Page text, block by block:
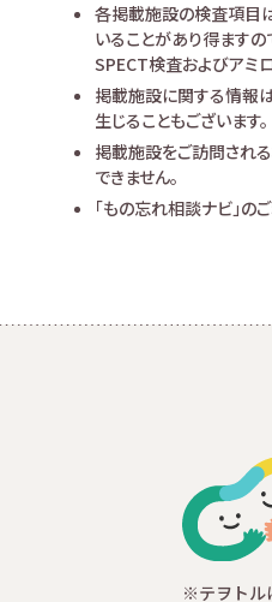
各掲載施設の検査項目
いることがあり得ます
SPECT検査およびアミ
掲載施設に関する情報
生じることもございます。
掲載施設をご訪問され
できません。
「もの忘れ相談ナビ」の
※テヲトル